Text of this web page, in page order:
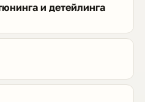
и детейлинга